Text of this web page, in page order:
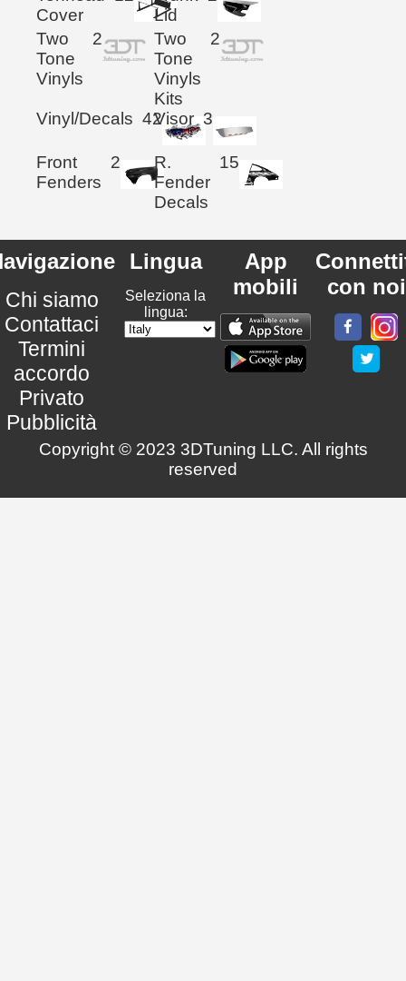
Cover
Lid
Two
Tone
Vinyls
2
Two
Tone
Vinyls
Kits
2
Vinyl/Decals 42Visor 3
Front
Fenders
2
R.
Fender
Decals
15
Chi siamo
Contattaci
Termini
accordo
Privato
Pubblicità
Lingua
Seleziona la
lingua:
App
mobili
con noi
Copyright © 2023 3DTuning LLC. All rights
reserved